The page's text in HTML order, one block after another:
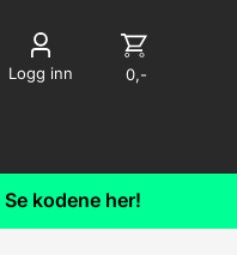
Logg inn 0,-
Se kodene her!